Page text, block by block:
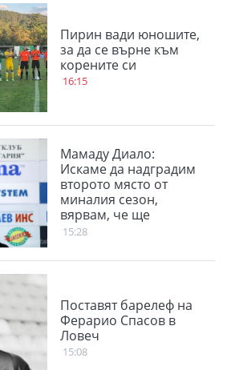
Пирин вади юношите,
за да се върне към
корените си
16:15
Мамаду Диало:
Искаме да надградим
второто място от
миналия сезон,
вярвам, че ще
победим
15:28
Поставят барелеф на
Ферарио Спасов в
Ловеч
15:08